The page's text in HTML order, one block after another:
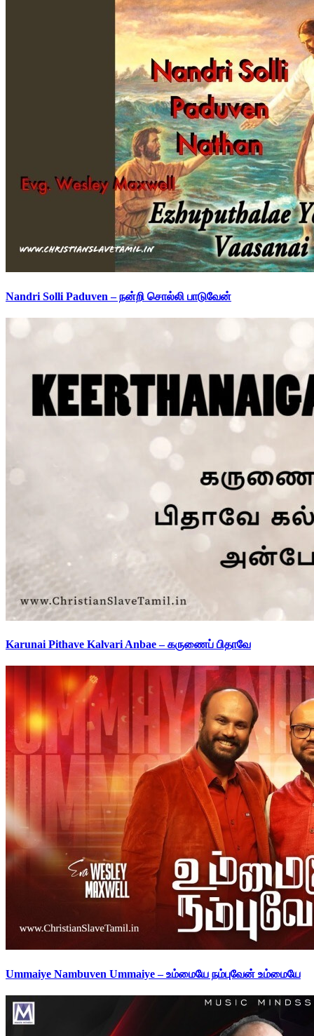
Nandri Solli Paduven – நன்றி சொல்லி பாடுவேன்
Karunai Pithave Kalvari Anbae – கருணைப் பிதாவே
Ummaiye Nambuven Ummaiye – உம்மையே நம்புவேன் உம்மையே